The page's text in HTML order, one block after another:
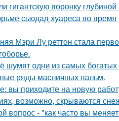
гигaнтскую воронку
сьюдад-хуареса во
Мэри Лу реттон стала
шумят одни из самых
ряды масличных пальм.
вы приходите на новую
возможно, скрываются
вопрос - "как часто вы